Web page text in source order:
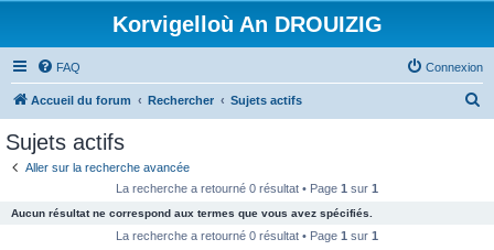
Korvigelloù An DROUIZIG
FAQ Connexion
Accueil du forum Rechercher Sujets actifs
Sujets actifs
Aller sur la recherche avancée
La recherche a retourné 0 résultat • Page 1 sur 1
Aucun résultat ne correspond aux termes que vous avez spécifiés.
La recherche a retourné 0 résultat • Page 1 sur 1